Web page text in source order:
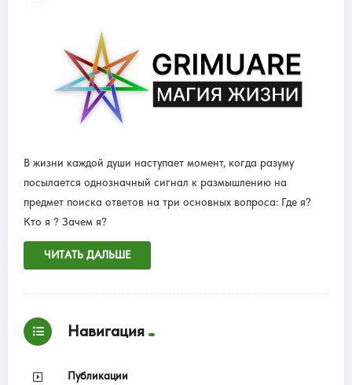
В жизни каждой души наступает момент, когда разуму
посылается однозначный сигнал к размышлению на
предмет поиска ответов на три основных вопроса: Где я?
Кто я ? Зачем я?
ЧИТАТЬ ДАЛЬШЕ
Навигация
Публикации